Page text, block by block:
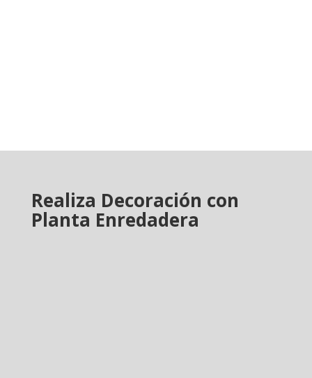
Realiza Decoración con
Planta Enredadera